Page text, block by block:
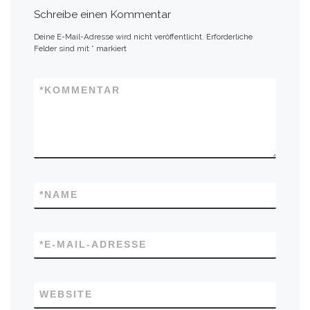
Schreibe einen Kommentar
Deine E-Mail-Adresse wird nicht veröffentlicht. Erforderliche
Felder sind mit * markiert
KOMMENTAR
*
NAME
*
E-MAIL-ADRESSE
*
WEBSITE